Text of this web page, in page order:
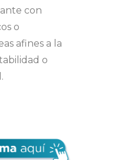
con
o
afines a la
o